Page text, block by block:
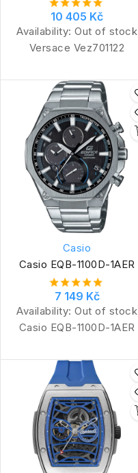
10 405 Kč
Availability: Out of stock
Versace Vez701122
Casio
Casio EQB-1100D-1AER
7 149 Kč
Availability: Out of stock
Casio EQB-1100D-1AER